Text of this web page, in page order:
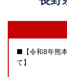
■【令和8年熊
て】